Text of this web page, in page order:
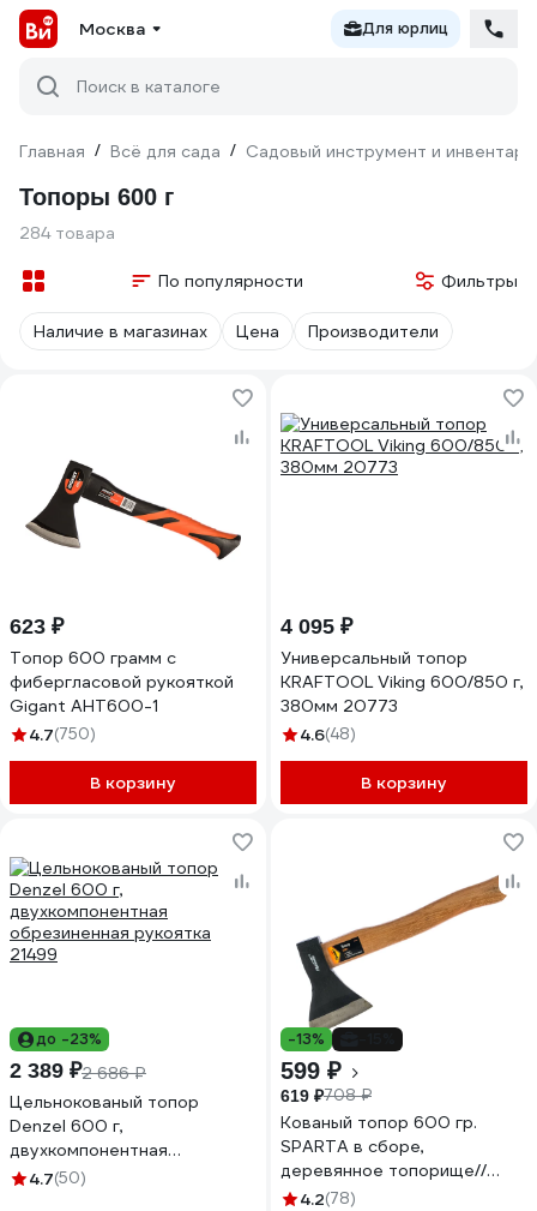
Москва Для юрлиц
Поиск в каталоге
Главная / Всё для сада / Садовый инструмент и инвентарь
Топоры 600 г
284 товара
По популярности Фильтры
Наличие в магазинах Цена Производители
623 ₽
Топор 600 грамм с
фибергласовой рукояткой
Gigant AHT600-1
4.7(750)
В корзину
4 095 ₽
Универсальный топор
KRAFTOOL Viking 600/850 г,
380мм 20773
4.6(48)
В корзину
до -23%
2 389 ₽2 686 ₽
Цельнокованый топор
Denzel 600 г,
двухкомпонентная
обрезиненная рукоятка
4.7(50)
-13%
599 ₽
619 ₽708 ₽
Кованый топор 600 гр.
SPARTA в сборе,
деревянное топорище//
21605
4.2(78)